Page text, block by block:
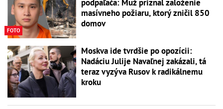
FOTO
podpaľača: Muž priznal založenie
masívneho požiaru, ktorý zničil 850
domov
Moskva ide tvrdšie po opozícii:
Nadáciu Julije Navaľnej zakázali, tá
teraz vyzýva Rusov k radikálnemu
kroku